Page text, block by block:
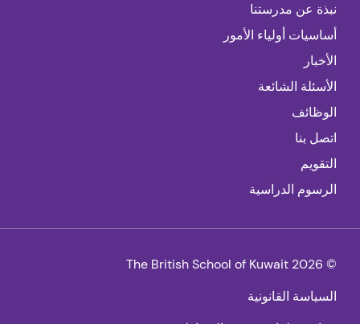
نبذة عن مدرستنا
أساسيات أولياء الأمور
الأخبار
الأسئلة الشائعة
الوظائف
اتصل بنا
التقويم
الرسوم الدراسية
© 2026 The British School of Kuwait
السياسة القانونية